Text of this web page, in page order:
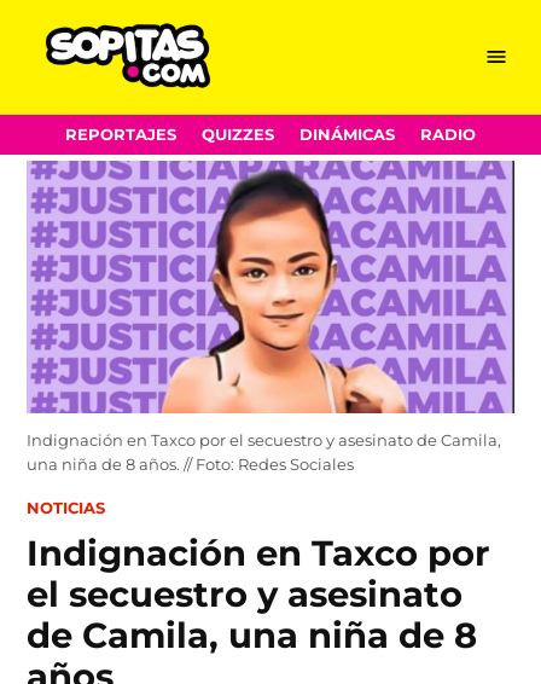
Skip
to
content
Menu
REPORTAJES QUIZZES DINÁMICAS RADIO
Indignación en Taxco por el secuestro y asesinato de Camila,
una niña de 8 años. // Foto: Redes Sociales
POSTED
NOTICIAS
Indignación en Taxco por
el secuestro y asesinato
de Camila, una niña de 8